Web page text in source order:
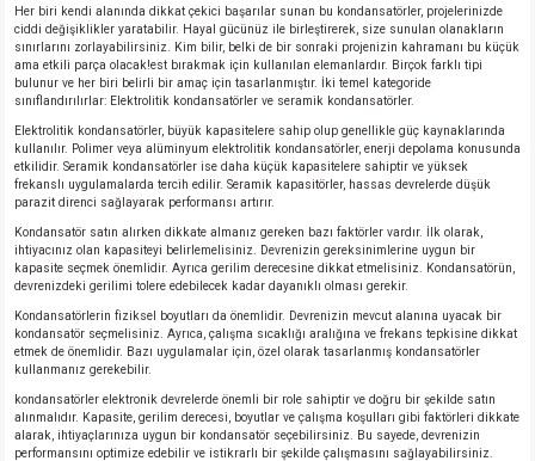
Her biri kendi alanında dikkat çekici başarılar sunan bu kondansatörler, projelerinizde
ciddi değişiklikler yaratabilir. Hayal gücünüz ile birleştirerek, size sunulan olanakların
sınırlarını zorlayabilirsiniz. Kim bilir, belki de bir sonraki projenizin kahramanı bu küçük
ama etkili parça olacak!est bırakmak için kullanılan elemanlardır. Birçok farklı tipi
bulunur ve her biri belirli bir amaç için tasarlanmıştır. İki temel kategoride
sınıflandırılırlar: Elektrolitik kondansatörler ve seramik kondansatörler.
Elektrolitik kondansatörler, büyük kapasitelere sahip olup genellikle güç kaynaklarında
kullanılır. Polimer veya alüminyum elektrolitik kondansatörler, enerji depolama konusunda
etkilidir. Seramik kondansatörler ise daha küçük kapasitelere sahiptir ve yüksek
frekanslı uygulamalarda tercih edilir. Seramik kapasitörler, hassas devrelerde düşük
parazit direnci sağlayarak performansı artırır.
Kondansatör satın alırken dikkate almanız gereken bazı faktörler vardır. İlk olarak,
ihtiyacınız olan kapasiteyi belirlemelisiniz. Devrenizin gereksinimlerine uygun bir
kapasite seçmek önemlidir. Ayrıca gerilim derecesine dikkat etmelisiniz. Kondansatörün,
devrenizdeki gerilimi tolere edebilecek kadar dayanıklı olması gerekir.
Kondansatörlerin fiziksel boyutları da önemlidir. Devrenizin mevcut alanına uyacak bir
kondansatör seçmelisiniz. Ayrıca, çalışma sıcaklığı aralığına ve frekans tepkisine dikkat
etmek de önemlidir. Bazı uygulamalar için, özel olarak tasarlanmış kondansatörler
kullanmanız gerekebilir.
kondansatörler elektronik devrelerde önemli bir role sahiptir ve doğru bir şekilde satın
alınmalıdır. Kapasite, gerilim derecesi, boyutlar ve çalışma koşulları gibi faktörleri dikkate
alarak, ihtiyaçlarınıza uygun bir kondansatör seçebilirsiniz. Bu sayede, devrenizin
performansını optimize edebilir ve istikrarlı bir şekilde çalışmasını sağlayabilirsiniz.